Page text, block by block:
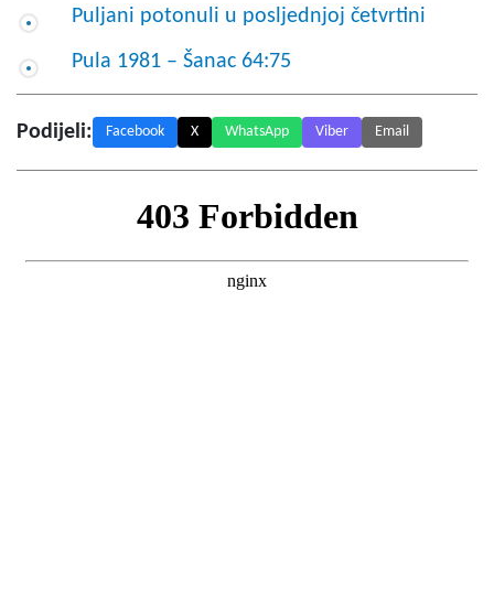
Puljani potonuli u posljednjoj četvrtini
Pula 1981 – Šanac 64:75
Podijeli: Facebook X WhatsApp Viber Email